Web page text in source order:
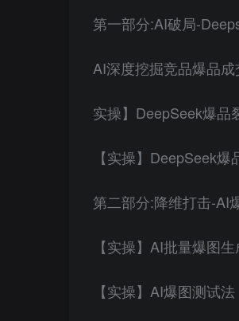
第一部分:AI破局-
AI深度挖掘竞品爆品成
实操】DeepSeek爆品
【实操】DeepSeek爆
第二部分:降维打击-AI
【实操】AI批量爆图
【实操】AI爆图测试法